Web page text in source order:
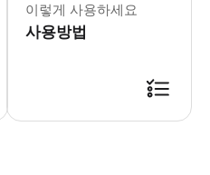
이렇게 사용하세요
사용방법